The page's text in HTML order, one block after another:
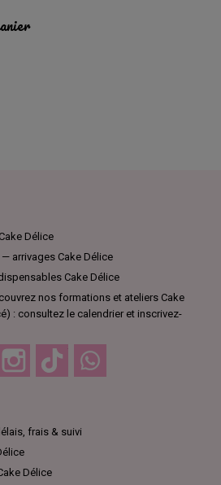
Délice
arrivages Cake Délice
Cake Délice
nos formations et ateliers Cake
: consultez le calendrier et inscrivez-
Instagram TikTok
frais & suivi
Délice